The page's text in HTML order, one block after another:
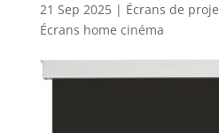
21 Sep 2025| Écrans de
Écrans home cinéma